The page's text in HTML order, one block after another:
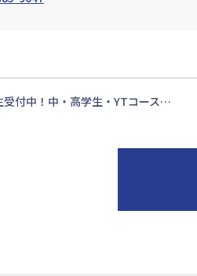
受付中！中・高学生・YTコース…